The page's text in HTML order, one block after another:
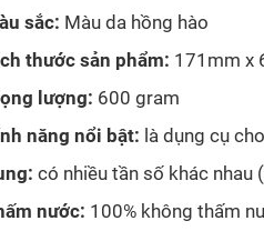
sắc: Màu da hồng hào
thước sản phẩm: 171mm x
lượng: 600 gram
năng nổi bật: là dụng cụ
có nhiều tần số khác nhau
nước: 100% không thấm